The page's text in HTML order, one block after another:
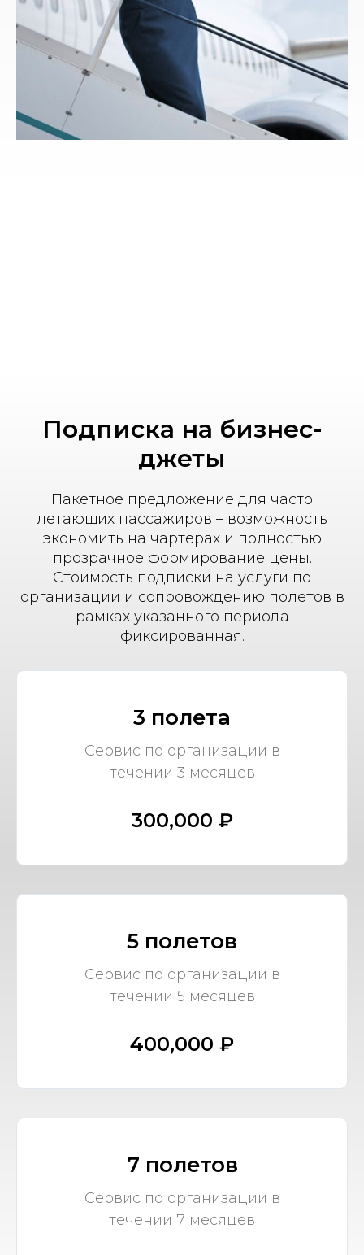
Подписка на бизнес-
джеты
Пакетное предложение для часто
летающих пассажиров – возможность
экономить на чартерах и полностью
прозрачное формирование цены.
Стоимость подписки на услуги по
организации и сопровождению полетов в
рамках указанного периода
фиксированная.
3 полета
Сервис по организации в
течении 3 месяцев
300,000 ₽
5 полетов
Сервис по организации в
течении 5 месяцев
400,000 ₽
7 полетов
Сервис по организации в
течении 7 месяцев